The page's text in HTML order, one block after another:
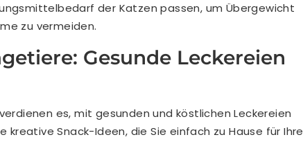
der Katzen passen, um Übergewicht
zu vermeiden.
Gesunde Leckereien
es, mit gesunden und köstlichen Leckereien
kreative Snack-Ideen, die Sie einfach zu Hause für Ihre